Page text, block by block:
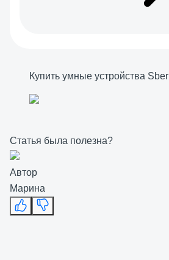
Купить умные устройства Sber
Статья была полезна?
Автор
Марина